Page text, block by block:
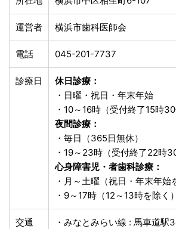
運営者 横浜市歯科医師会
電話 045-201-7737
診療日
休日診療：
・日曜・祝日・年末年始
・10～16時（受付終了15時30
夜間診療：
・毎日（365日無休）
・19～23時（受付終了22時30
心身障害児・者歯科診療：
・月～土曜（祝日・年末年始
・9～17時（12～13時を除く）
交通
・みなとみらい線 : 馬車道駅